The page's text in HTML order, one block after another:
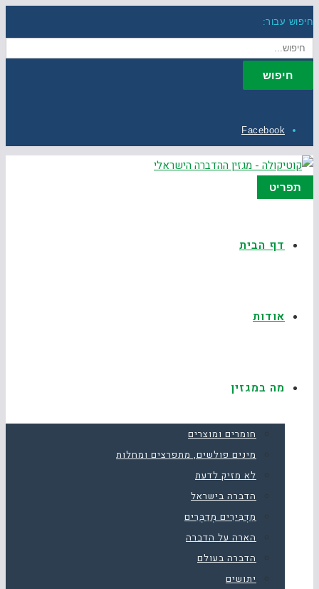
חיפוש עבור:
חיפוש
Facebook
תפריט
דף הבית
אודות
מה במגזין
חומרים ומוצרים
מינים פולשים, מתפרצים ומחלות
לא מזיק לדעת
הדברה בישראל
מַדְבִּירִים מְדַבְּרִים
הארה על הדברה
הדברה בעולם
יתושים